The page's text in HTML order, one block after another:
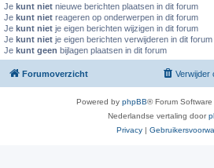
Je kunt niet nieuwe berichten plaatsen in dit forum
Je kunt niet reageren op onderwerpen in dit forum
Je kunt niet je eigen berichten wijzigen in dit forum
Je kunt niet je eigen berichten verwijderen in dit forum
Je kunt geen bijlagen plaatsen in dit forum
Forumoverzicht Verwijder
Powered by phpBB® Forum
Nederlandse vertaling door
Privacy |